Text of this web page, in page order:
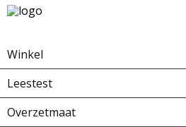
Winkel
Leestest
Overzetmaat
Home Winkel